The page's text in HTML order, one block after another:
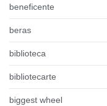
beneficente
beras
biblioteca
bibliotecarte
biggest wheel